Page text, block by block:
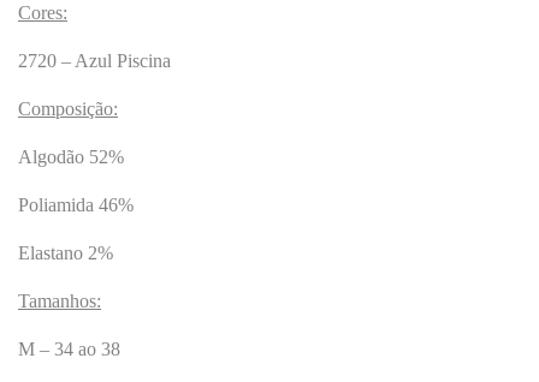
Cores:
2720 – Azul Piscina
Composição:
Algodão 52%
Poliamida 46%
Elastano 2%
Tamanhos:
M – 34 ao 38